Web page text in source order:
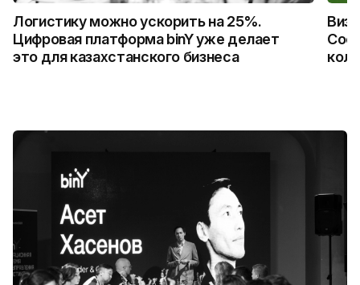
Логистику можно ускорить на 25%.
Цифровая платформа binY уже делает
это для казахстанского бизнеса